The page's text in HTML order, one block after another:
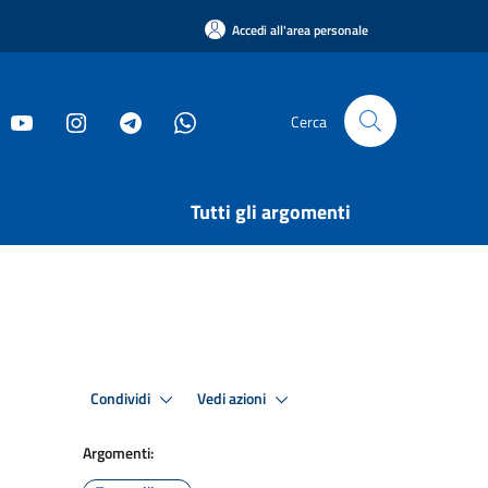
Accedi all'area personale
Cerca
Tutti gli argomenti
Condividi Vedi azioni
Argomenti: